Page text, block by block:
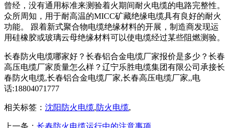
曾经，没有通用标准来测验着火期间耐火电缆的电路完整性。
众所周知，用于耐高温的MICC矿藏绝缘电缆具有良好的耐火
功能。 跟着新式聚合物电缆绝缘材料的开展，制造商发现运
用硅橡胶或玻璃云母绝缘材料可以使电缆经过某些阻燃测验。
长春防火电缆哪家好？长春铝合金电缆厂家报价是多少？长春
高压电缆厂家质量怎么样？辽宁乐胜电缆集团有限公司承接长
春防火电缆,长春铝合金电缆厂家,长春高压电缆厂家,,电
话:18804071777
相关标签： 沈阳防火电缆,防火电缆,